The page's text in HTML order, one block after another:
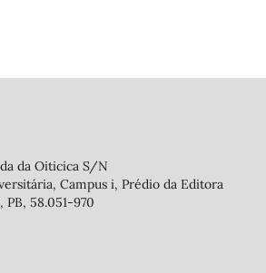
da Oiticica S/N
Campus i, Prédio da Editora
PB, 58.051-970